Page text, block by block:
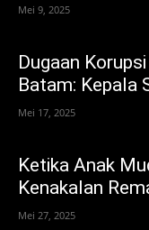
Mei 9, 2025
Dugaan
Batam: Kepala
Mei 17, 2025
Ketika Anak
Kenakalan
Mei 27, 2025